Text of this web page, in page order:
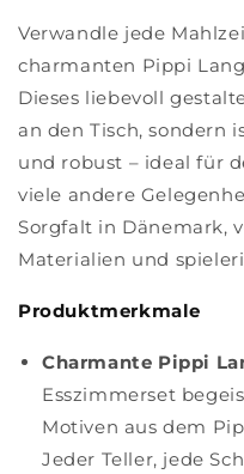
Verwandle jede
charmanten Pippi
Dieses liebevoll
an den Tisch, sondern
und robust – ideal für
viele andere
Sorgfalt in Dänemark,
Materialien und
Produktmerkmale
Charmante Pippi
Esszimmerset
Motiven aus dem
Jeder Teller, jede